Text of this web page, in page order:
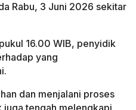
Rabu, 3 Juni 2026 sekitar
16.00 WIB, penyidik
yang
dan menjalani proses